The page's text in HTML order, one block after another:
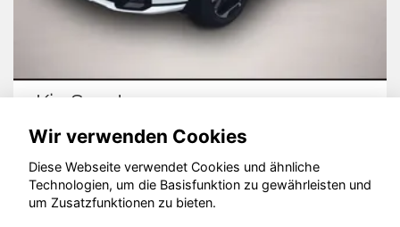
Kia Sportage
© konjunkturmotor.de GmbH 2020 - 2026
Wir verwenden Cookies
Diese Webseite verwendet Cookies und ähnliche
Technologien, um die Basisfunktion zu gewährleisten und
um Zusatzfunktionen zu bieten.